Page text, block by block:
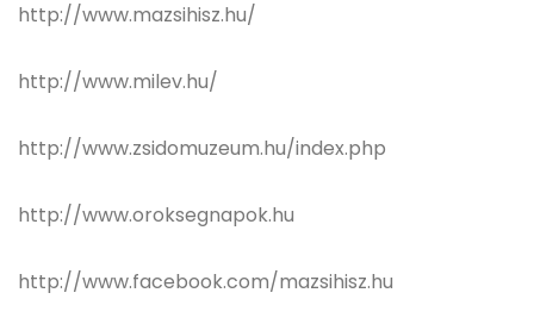
http://www.mazsihisz.hu/
http://www.milev.hu/
http://www.zsidomuzeum.hu/index.php
http://www.oroksegnapok.hu
http://www.facebook.com/mazsihisz.hu